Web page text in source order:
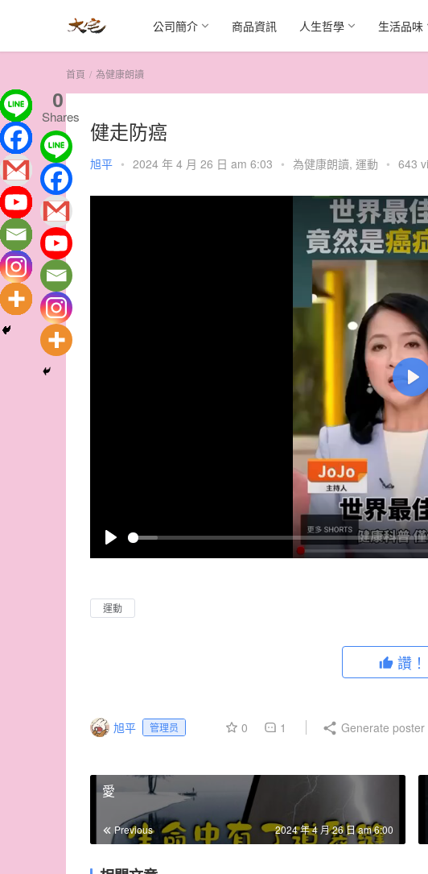
公司簡介 商品資訊 人生哲學 生活品味
首頁 為健康朗讀
健走防癌
旭平 • 2024 年 4 月 26 日 am 6:03 • 為健康朗讀, 運動 • 643
P
a
y
P
a
運動
讚！
旭平 管理员 0 1 Generate poster
愛
Previous 2024 年 4 月 26 日 am 6:00
0
Shares